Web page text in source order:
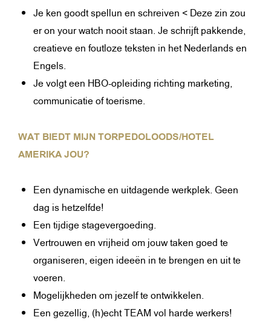
Je ken goodt spellun en schreiven < Deze zin zou
er on your watch nooit staan. Je schrijft pakkende,
creatieve en foutloze teksten in het Nederlands en
Engels.
Je volgt een HBO-opleiding richting marketing,
communicatie of toerisme.
WAT BIEDT MIJN TORPEDOLOODS/HOTEL
AMERIKA JOU?
Een dynamische en uitdagende werkplek. Geen
dag is hetzelfde!
Een tijdige stagevergoeding.
Vertrouwen en vrijheid om jouw taken goed te
organiseren, eigen ideeën in te brengen en uit te
voeren.
Mogelijkheden om jezelf te ontwikkelen.
Een gezellig, (h)echt TEAM vol harde werkers!